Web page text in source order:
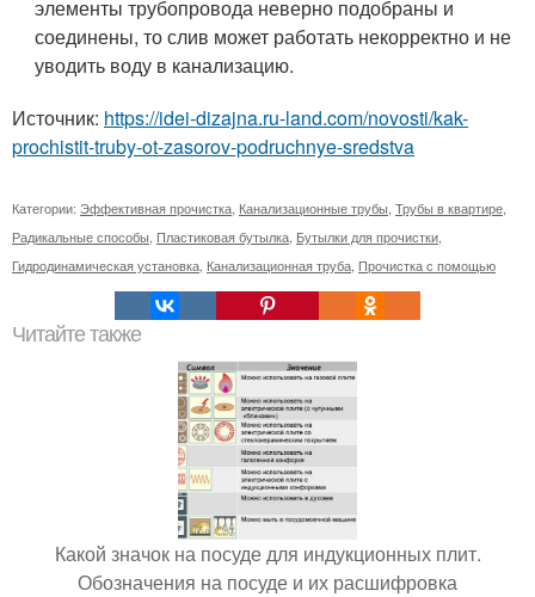
элементы трубопровода неверно подобраны и
соединены, то слив может работать некорректно и не
уводить воду в канализацию.
Источник: https://idei-dizajna.ru-land.com/novosti/kak-
prochistit-truby-ot-zasorov-podruchnye-sredstva
Категории: Эффективная прочистка Канализационные трубы Трубы в квартире
Радикальные способы Пластиковая бутылка Бутылки для прочистки
Гидродинамическая установка Канализационная труба Прочистка с помощью
Читайте также
Какой значок на посуде для индукционных плит.
Обозначения на посуде и их расшифровка